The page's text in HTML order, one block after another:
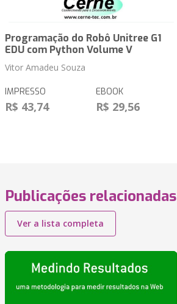
Programação do Robô Unitree G1
EDU com Python Volume V
Vitor Amadeu Souza
IMPRESSO
R$ 43,74
EBOOK
R$ 29,56
Publicações relacionadas
Ver a lista completa